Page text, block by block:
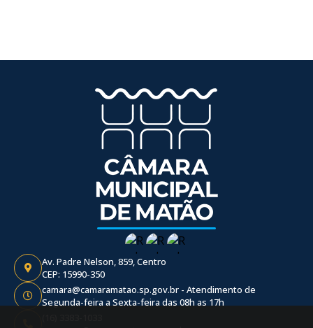
Av. Padre Nelson, 859, Centro
CEP: 15990-350
camara@camaramatao.sp.gov.br - Atendimento de
Segunda-feira a Sexta-feira das 08h as 17h